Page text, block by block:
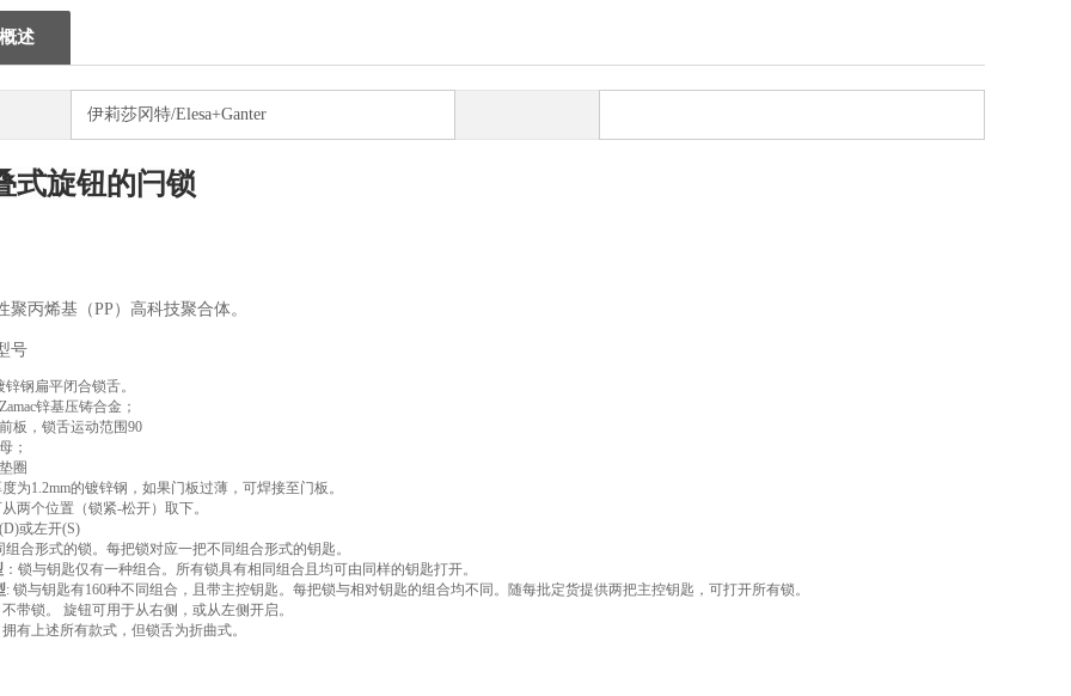
述
伊莉莎冈特/Elesa+Ganter
式旋钮的闩锁
聚丙烯基（PP）高科技聚合体。
号
锌钢扁平闭合锁舌。
锌基压铸合金；
板，锁舌运动范围90
；
圈
为1.2mm的镀锌钢，如果门板过薄，可焊接至门板。
两个位置（锁紧-松开）取下。
或左开(S)
组合形式的锁。每把锁对应一把不同组合形式的钥匙。
：锁与钥匙仅有一种组合。所有锁具有相同组合且均可由同样的钥匙打开。
: 锁与钥匙有160种不同组合，且带主控钥匙。每把锁与相对钥匙的组合均不同。随每批定货提供两把主控钥匙，可打开所有锁。
不带锁。 旋钮可用于从右侧，或从左侧开启。
有上述所有款式，但锁舌为折曲式。